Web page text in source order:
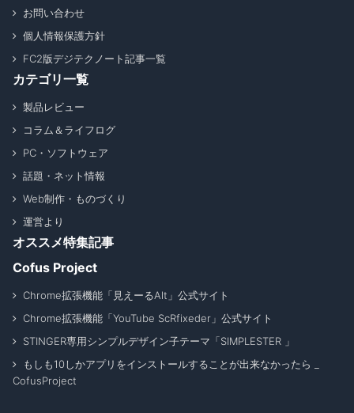
お問い合わせ
個人情報保護方針
FC2版デジテクノート記事一覧
カテゴリ一覧
製品レビュー
コラム＆ライフログ
PC・ソフトウェア
話題・ネット情報
Web制作・ものづくり
運営より
オススメ特集記事
Cofus Project
Chrome拡張機能「見えーるAlt」公式サイト
Chrome拡張機能「YouTube ScRfixeder」公式サイト
STINGER専用シンプルデザイン子テーマ「SIMPLESTER 」
もしも10しかアプリをインストールすることが出来なかったら _
CofusProject